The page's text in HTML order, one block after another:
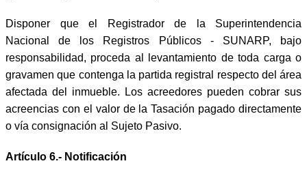
Disponer que el Registrador de la Superintendencia
Nacional de los Registros Públicos - SUNARP, bajo
responsabilidad, proceda al levantamiento de toda carga o
gravamen que contenga la partida registral respecto del área
afectada del inmueble. Los acreedores pueden cobrar sus
acreencias con el valor de la Tasación pagado directamente
o vía consignación al Sujeto Pasivo.
Artículo 6.- Notificación